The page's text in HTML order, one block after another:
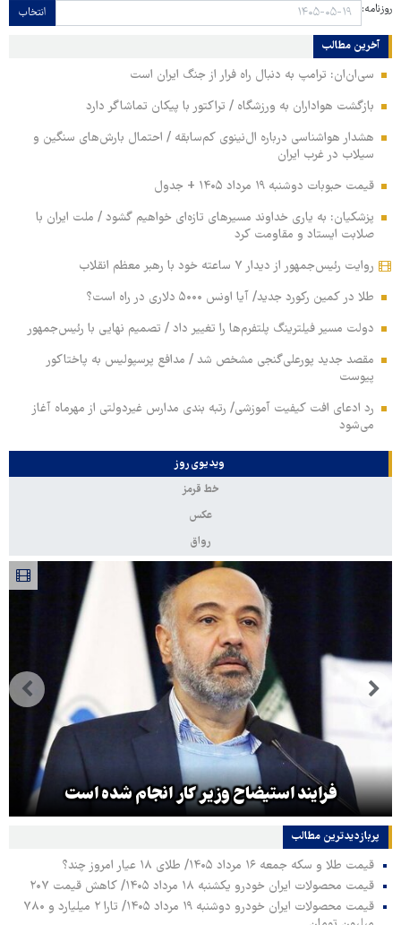
روزنامه: انتخاب
آخرین مطالب
سی‌ان‌ان: ترامپ به دنبال راه فرار از جنگ ایران است
بازگشت هواداران به ورزشگاه / تراکتور با پیکان تماشاگر دارد
هشدار هواشناسی درباره ال‌نینوی کم‌سابقه / احتمال بارش‌های سنگین و
سیلاب در غرب ایران
قیمت حبوبات دوشنبه ۱۹ مرداد ۱۴۰۵ + جدول
پزشکیان: به یاری خداوند مسیرهای تازه‌ای خواهیم گشود / ملت ایران با
صلابت ایستاد و مقاومت کرد
روایت رئیس‌جمهور از دیدار ۷ ساعته خود با رهبر معظم انقلاب
طلا در کمین رکورد جدید/ آیا اونس ۵۰۰۰ دلاری در راه است؟
دولت مسیر فیلترینگ پلتفرم‌ها را تغییر داد / تصمیم نهایی با رئیس‌جمهور
مقصد جدید پورعلی‌گنجی مشخص شد / مدافع پرسپولیس به پاختاکور
پیوست
رد ادعای افت کیفیت آموزشی/ رتبه بندی مدارس غیردولتی از مهرماه آغاز
می‌شود
ویدیوی روز
خط قرمز
عکس
رواق
فرایند استیضاح وزیر کار انجام شده است
پربازدیدترین‌ مطالب
قیمت طلا و سکه جمعه ۱۶ مرداد ۱۴۰۵/ طلای ۱۸ عیار امروز چند؟
قیمت محصولات ایران خودرو یکشنبه ۱۸ مرداد ۱۴۰۵/ کاهش قیمت ۲۰۷
قیمت محصولات ایران خودرو دوشنبه ۱۹ مرداد ۱۴۰۵/ تارا ۲ میلیارد و ۷۸۰